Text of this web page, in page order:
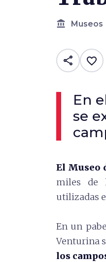
account_balance Museos
share favorite_border
En
se
El Museo
miles de
utilizadas
En un
Venturina
los